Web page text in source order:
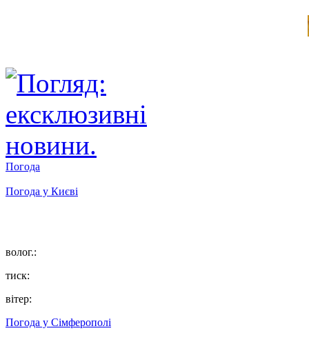
Погода
Погода у Києві
волог.:
тиск:
вітер:
Погода у Сімферополі